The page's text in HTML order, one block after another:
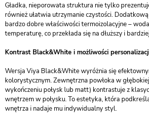
Gładka, nieporowata struktura nie tylko
również ułatwia utrzymanie czystości.
bardzo dobre właściwości termoizolacyjne –
temperaturę, co przekłada się na dłuższy i
Kontrast Black&White i możliwości
Wersja Viya Black&White wyróżnia się
kolorystycznym. Zewnętrzna powłoka w
wykończeniu połysk lub matt) kontrastuje z
wnętrzem w połysku. To estetyka, która
wnętrza i nadaje mu indywidualny styl.